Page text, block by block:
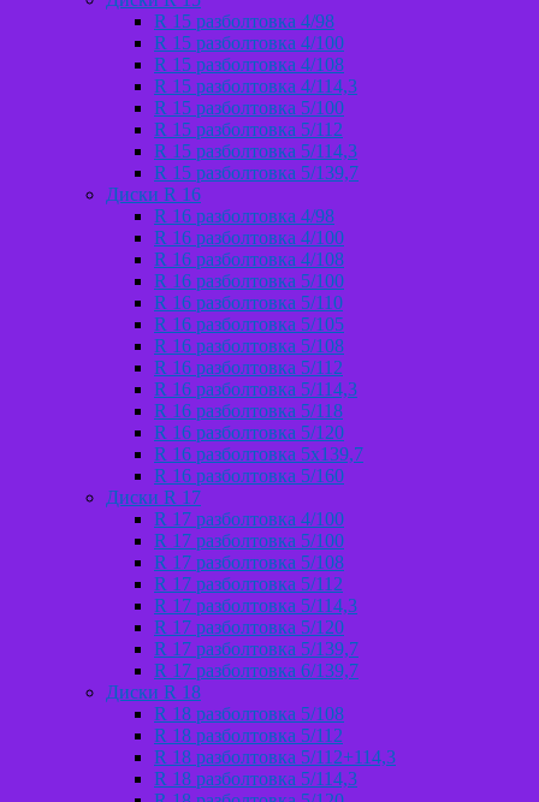
R 15 разболтовка 4/98
R 15 разболтовка 4/100
R 15 разболтовка 4/108
R 15 разболтовка 4/114,3
R 15 разболтовка 5/100
R 15 разболтовка 5/112
R 15 разболтовка 5/114,3
R 15 разболтовка 5/139,7
Диски R 16
R 16 разболтовка 4/98
R 16 разболтовка 4/100
R 16 разболтовка 4/108
R 16 разболтовка 5/100
R 16 разболтовка 5/110
R 16 разболтовка 5/105
R 16 разболтовка 5/108
R 16 разболтовка 5/112
R 16 разболтовка 5/114,3
R 16 разболтовка 5/118
R 16 разболтовка 5/120
R 16 разболтовка 5х139,7
R 16 разболтовка 5/160
Диски R 17
R 17 разболтовка 4/100
R 17 разболтовка 5/100
R 17 разболтовка 5/108
R 17 разболтовка 5/112
R 17 разболтовка 5/114,3
R 17 разболтовка 5/120
R 17 разболтовка 5/139,7
R 17 разболтовка 6/139,7
Диски R 18
R 18 разболтовка 5/108
R 18 разболтовка 5/112
R 18 разболтовка 5/112+114,3
R 18 разболтовка 5/114,3